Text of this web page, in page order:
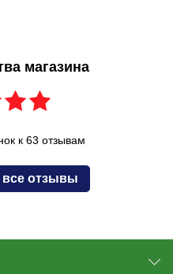
магазина
к 63 отзывам
все отзывы